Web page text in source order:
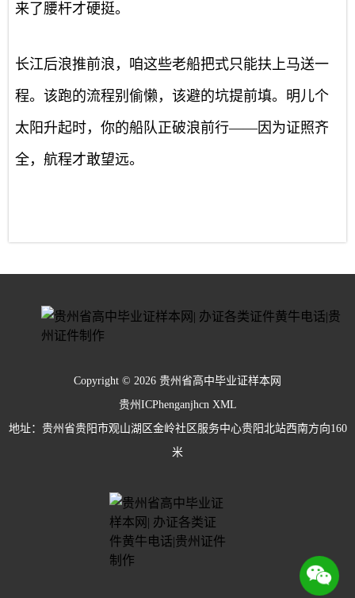
来了腰杆才硬挺。
长江后浪推前浪，咱这些老船把式只能扶上马送一
程。该跑的流程别偷懒，该避的坑提前填。明儿个
太阳升起时，你的船队正破浪前行——因为证照齐
全，航程才敢望远。
Copyright © 2026 贵州省高中毕业证样本网
贵州ICPhenganjhcn XML
地址：贵州省贵阳市观山湖区金岭社区服务中心贵阳北站西南方向160
米